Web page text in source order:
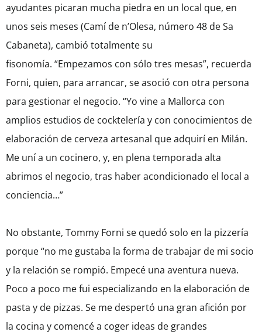
ayudantes picaran mucha piedra en un local que, en
unos seis meses (Camí de n’Olesa, número 48 de Sa
Cabaneta), cambió totalmente su
fisonomía. “Empezamos con sólo tres mesas”, recuerda
Forni, quien, para arrancar, se asoció con otra persona
para gestionar el negocio. “Yo vine a Mallorca con
amplios estudios de cocktelería y con conocimientos de
elaboración de cerveza artesanal que adquirí en Milán.
Me uní a un cocinero, y, en plena temporada alta
abrimos el negocio, tras haber acondicionado el local a
conciencia…”
No obstante, Tommy Forni se quedó solo en la pizzería
porque “no me gustaba la forma de trabajar de mi socio
y la relación se rompió. Empecé una aventura nueva.
Poco a poco me fui especializando en la elaboración de
pasta y de pizzas. Se me despertó una gran afición por
la cocina y comencé a coger ideas de grandes